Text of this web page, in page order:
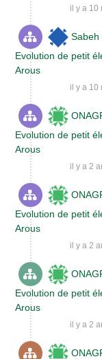
il y a 10
Sabeh
Evolution de petit
Arous
il y a 10
Evolution de petit
Arous
il y a 2
Evolution de petit
Arous
il y a 2
Evolution de petit
Arous
il y a 2